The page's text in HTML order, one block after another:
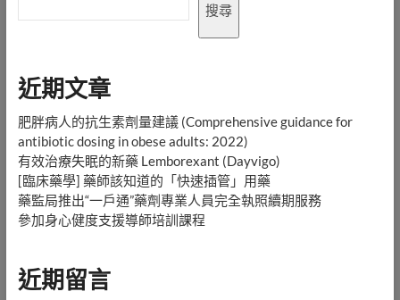
搜尋
近期文章
肥胖病人的抗生素劑量建議 (Comprehensive guidance for
antibiotic dosing in obese adults: 2022)
有效治療失眠的新藥 Lemborexant (Dayvigo)
[臨床藥學] 藥師該知道的「快速插管」用藥
藥監局推出“一戶通”藥劑專業人員完全執照續期服務
參加身心健度支援導師培訓課程
近期留言